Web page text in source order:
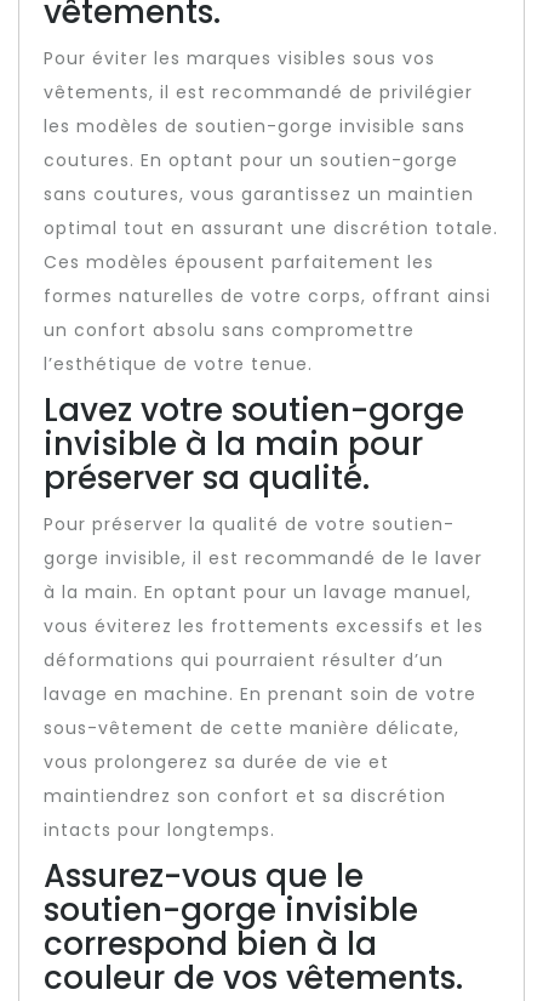
vêtements.
Pour éviter les marques visibles sous vos
vêtements, il est recommandé de privilégier
les modèles de soutien-gorge invisible sans
coutures. En optant pour un soutien-gorge
sans coutures, vous garantissez un maintien
optimal tout en assurant une discrétion totale.
Ces modèles épousent parfaitement les
formes naturelles de votre corps, offrant ainsi
un confort absolu sans compromettre
l’esthétique de votre tenue.
Lavez votre soutien-gorge
invisible à la main pour
préserver sa qualité.
Pour préserver la qualité de votre soutien-
gorge invisible, il est recommandé de le laver
à la main. En optant pour un lavage manuel,
vous éviterez les frottements excessifs et les
déformations qui pourraient résulter d’un
lavage en machine. En prenant soin de votre
sous-vêtement de cette manière délicate,
vous prolongerez sa durée de vie et
maintiendrez son confort et sa discrétion
intacts pour longtemps.
Assurez-vous que le
soutien-gorge invisible
correspond bien à la
couleur de vos vêtements.